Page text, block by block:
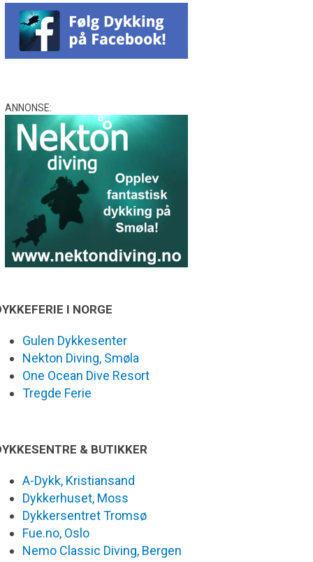
ANNONSE:
I NORGE
Gulen Dykkesenter
Nekton Diving, Smøla
One Ocean Dive Resort
Tregde Ferie
& BUTIKKER
A-Dykk, Kristiansand
Dykkerhuset, Moss
Dykkersentret Tromsø
Fue.no, Oslo
Nemo Classic Diving, Bergen